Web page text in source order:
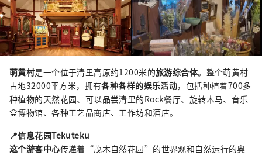
萌黄村是一个位于清里高原约1200米的旅游综合体。整个萌黄村
占地32000平方米，拥有各种各样的娱乐活动，包括种植着700多
种植物的天然花园、可以品尝清里的Rock餐厅、旋转木马、音乐
盒博物馆、各种工艺品商店、工作坊和酒店。
📍信息花园Tekuteku
这个游客中心传递着“茂木自然花园”的世界观和自然运行的奥